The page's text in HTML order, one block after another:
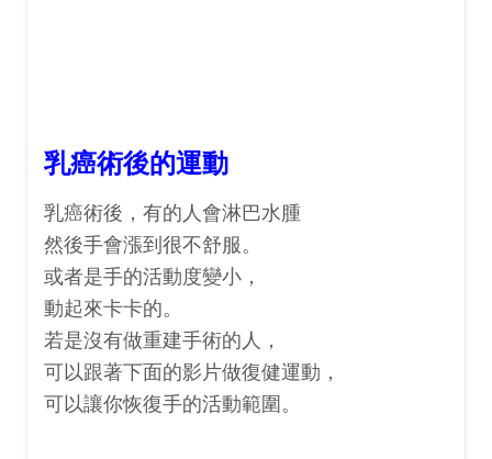
乳癌術後的運動
乳癌術後，有的人會淋巴水腫
然後手會漲到很不舒服。
或者是手的活動度變小，
動起來卡卡的。
若是沒有做重建手術的人，
可以跟著下面的影片做復健運動，
可以讓你恢復手的活動範圍。